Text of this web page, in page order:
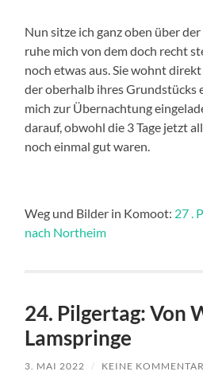
Nun sitze ich ganz oben über
ruhe mich von dem doch recht
noch etwas aus. Sie wohnt
der oberhalb ihres Grundstücks
mich zur Übernachtung
darauf, obwohl die 3 Tage jetzt
noch einmal gut waren.
Weg und Bilder in Komoot: 27 .
nach Northeim
24. Pilgertag: Von
Lamspringe
3. MAI 2022 / KEINE